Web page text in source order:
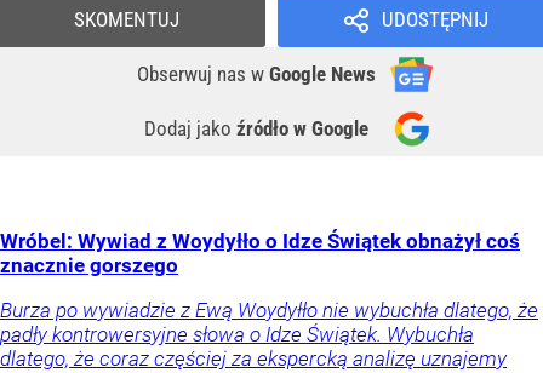
UDOSTĘPNIJ
Obserwuj nas w Google News
Dodaj jako źródło w Google
SKOMENTUJ
Wróbel: Wywiad z Woydyłło o Idze Świątek obnażył coś
znacznie gorszego
Burza po wywiadzie z Ewą Woydyłło nie wybuchła dlatego, że
padły kontrowersyjne słowa o Idze Świątek. Wybuchła
dlatego, że coraz częściej za ekspercką analizę uznajemy